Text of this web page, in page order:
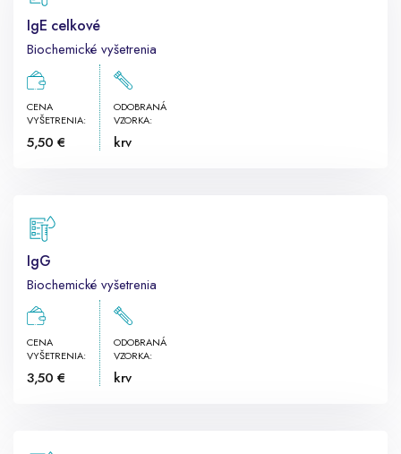
IgE celkové
Biochemické vyšetrenia
CENA
VYŠETRENIA:
5,50 €
ODOBRANÁ
VZORKA:
krv
IgG
Biochemické vyšetrenia
CENA
VYŠETRENIA:
3,50 €
ODOBRANÁ
VZORKA:
krv